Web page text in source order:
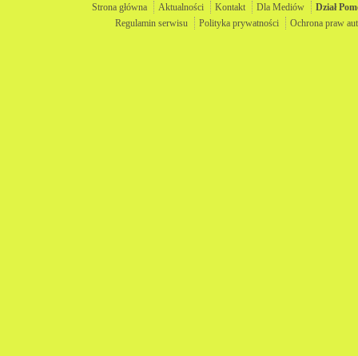
Strona główna Aktualności Kontakt Dla Mediów Dział
Regulamin serwisu
Polityka prywatności Ochrona praw